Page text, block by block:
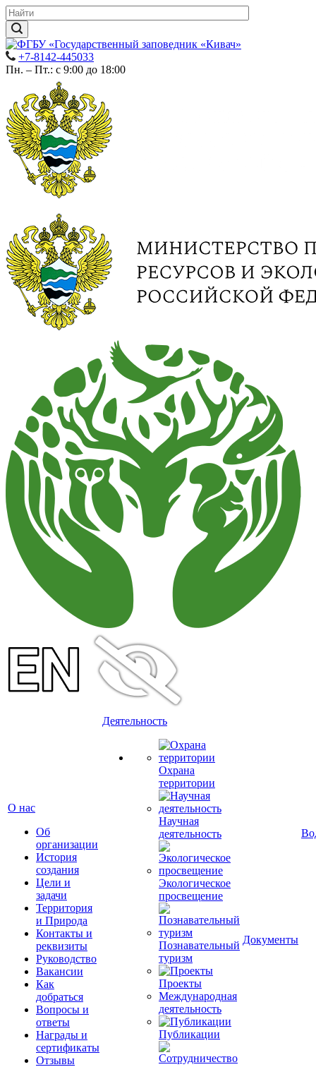
+7-8142-445033
Пн. – Пт.: с 9:00 до 18:00
О нас
Об
организации
История
создания
Цели и
задачи
Территория
и Природа
Контакты и
реквизиты
Руководство
Вакансии
Как
добраться
Вопросы и
ответы
Награды и
сертификаты
Отзывы
Деятельность
Охрана
территории
Научная
деятельность
Экологическое
просвещение
Познавательный
туризм
Проекты
Международная
деятельность
Публикации
Документы